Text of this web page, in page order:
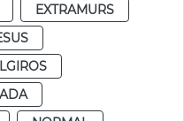
EXTRAMURS